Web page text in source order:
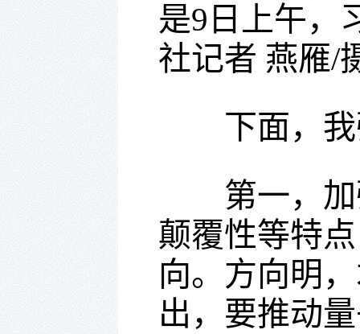
是9日上午，
社记者 燕雁/
下面，我
第一，加
颠覆性等特
向。方向明
出，要推动